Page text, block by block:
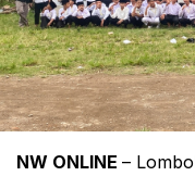
NW ONLINE –